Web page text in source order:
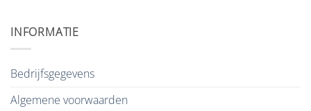
INFORMATIE
Bedrijfsgegevens
Algemene voorwaarden